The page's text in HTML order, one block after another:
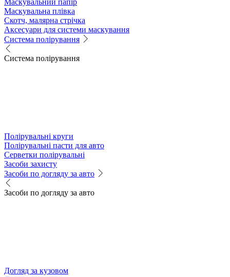
Маскувальна плівка
Скотч, малярна стрічка
Аксесуари для системи маскування
Система полірування
Система полірування
Полірувальні круги
Полірувальні пасти для авто
Серветки полірувальні
Засоби захисту
Засоби по догляду за авто
Засоби по догляду за авто
Догляд за кузовом